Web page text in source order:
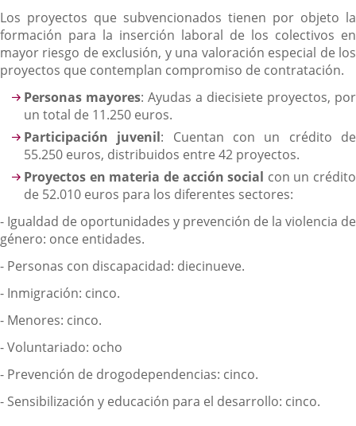
Los proyectos que subvencionados tienen por objeto la
formación para la inserción laboral de los colectivos en
mayor riesgo de exclusión, y una valoración especial de los
proyectos que contemplan compromiso de contratación.
Personas mayores: Ayudas a diecisiete proyectos, por
un total de 11.250 euros.
Participación juvenil: Cuentan con un crédito de
55.250 euros, distribuidos entre 42 proyectos.
Proyectos en materia de acción social con un crédito
de 52.010 euros para los diferentes sectores:
- Igualdad de oportunidades y prevención de la violencia de
género: once entidades.
- Personas con discapacidad: diecinueve.
- Inmigración: cinco.
- Menores: cinco.
- Voluntariado: ocho
- Prevención de drogodependencias: cinco.
- Sensibilización y educación para el desarrollo: cinco.